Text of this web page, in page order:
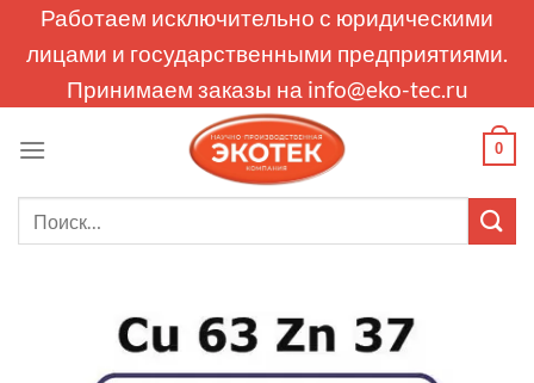
Работаем исключительно с юридическими
лицами и государственными предприятиями.
Принимаем заказы на info@eko-tec.ru
0